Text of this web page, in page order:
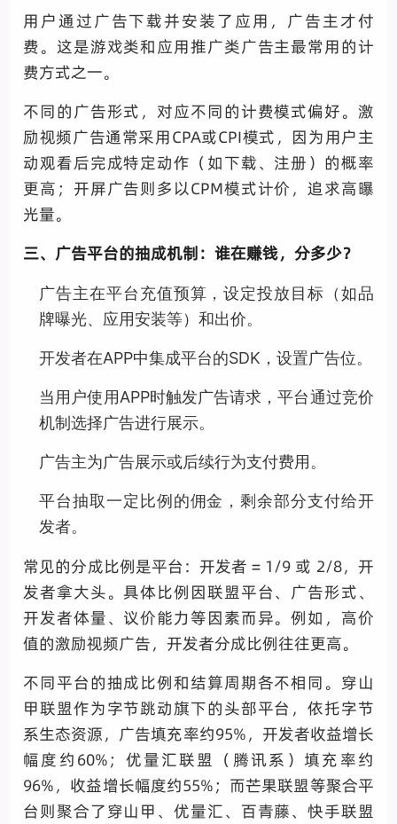
用户通过广告下载并安装了应用，广告主才付
费。这是游戏类和应用推广类广告主最常用的计
费方式之一。
不同的广告形式，对应不同的计费模式偏好。激
励视频广告通常采用CPA或CPI模式，因为用户主
动观看后完成特定动作（如下载、注册）的概率
更高；开屏广告则多以CPM模式计价，追求高曝
光量。
三、广告平台的抽成机制：谁在赚钱，分多少？
广告主在平台充值预算，设定投放目标（如品
牌曝光、应用安装等）和出价。
开发者在APP中集成平台的SDK，设置广告位。
当用户使用APP时触发广告请求，平台通过竞价
机制选择广告进行展示。
广告主为广告展示或后续行为支付费用。
平台抽取一定比例的佣金，剩余部分支付给开
发者。
常见的分成比例是平台：开发者 = 1/9 或 2/8，开
发者拿大头。具体比例因联盟平台、广告形式、
开发者体量、议价能力等因素而异。例如，高价
值的激励视频广告，开发者分成比例往往更高。
不同平台的抽成比例和结算周期各不相同。穿山
甲联盟作为字节跳动旗下的头部平台，依托字节
系生态资源，广告填充率约95%，开发者收益增长
幅度约60%；优量汇联盟（腾讯系）填充率约
96%，收益增长幅度约55%；而芒果联盟等聚合平
台则聚合了穿山甲、优量汇、百青藤、快手联盟